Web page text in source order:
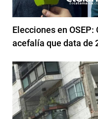
Elecciones en
acefalía que data de